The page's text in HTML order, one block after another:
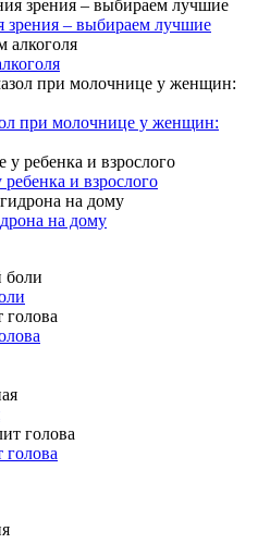
зрения – выбираем лучшие
при молочнице у женщин:
и взрослого
на дому
голова